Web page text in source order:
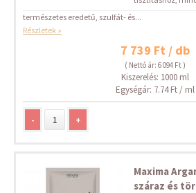
természetes eredetű, szulfát- és...
Részletek »
7 739 Ft / db
( Nettó ár: 6 094 Ft )
Kiszerelés: 1000 ml
Egységár: 7.74 Ft / ml
- +
Maxima
száraz és